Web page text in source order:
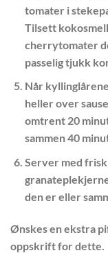
tomater i
Tilsett
cherrytomater
passelig tjukk
Når
heller over
omtrent 20
sammen 40
Server med
den er eller
Ønskes en ekstra
oppskrift for dette.